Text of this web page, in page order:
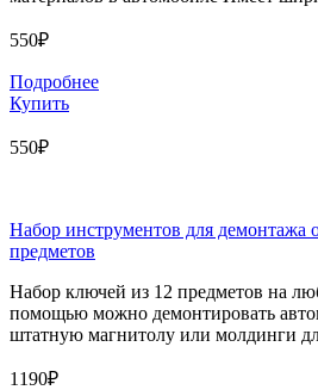
550₽
Подробнее
Купить
550₽
Набор инструментов для демонтажа
предметов
Набор ключей из 12 предметов на
помощью можно демонтировать
штатную магнитолу или молдинги
1190₽